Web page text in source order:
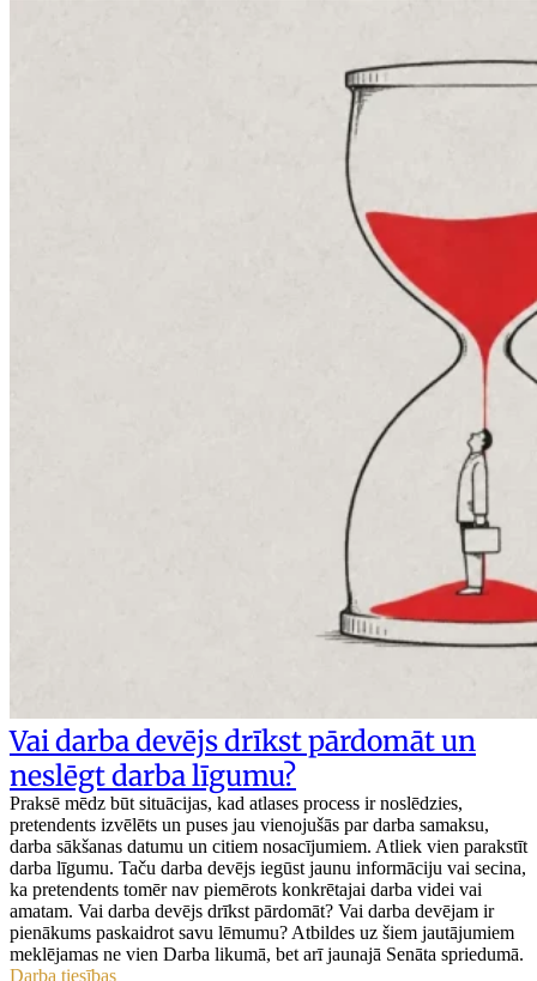
Vai darba devējs drīkst pārdomāt un
neslēgt darba līgumu?
Praksē mēdz būt situācijas, kad atlases process ir noslēdzies,
pretendents izvēlēts un puses jau vienojušās par darba samaksu,
darba sākšanas datumu un citiem nosacījumiem. Atliek vien parakstīt
darba līgumu. Taču darba devējs iegūst jaunu informāciju vai secina,
ka pretendents tomēr nav piemērots konkrētajai darba videi vai
amatam. Vai darba devējs drīkst pārdomāt? Vai darba devējam ir
pienākums paskaidrot savu lēmumu? Atbildes uz šiem jautājumiem
meklējamas ne vien Darba likumā, bet arī jaunajā Senāta spriedumā.
Darba tiesības